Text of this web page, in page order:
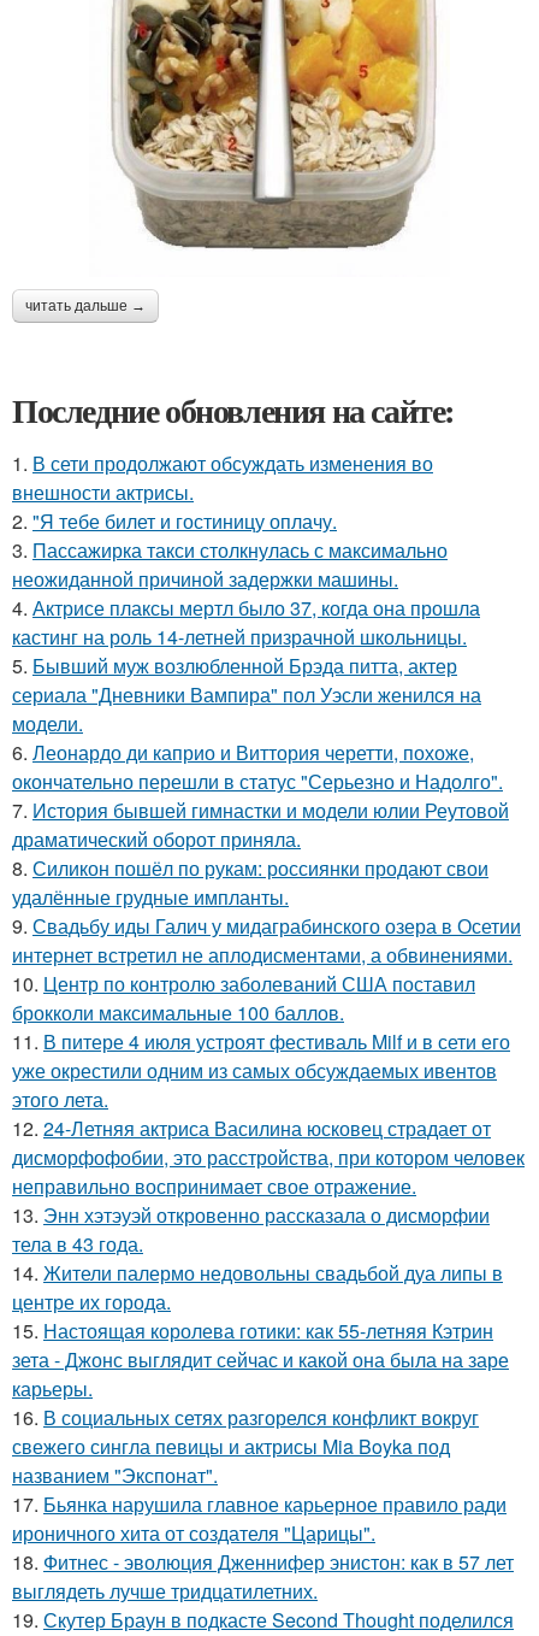
читать дальше →
Последние обновления на сайте:
1. В сети продолжают обсуждать изменения во
внешности актрисы.
2. "Я тебе билет и гостиницу оплачу.
3. Пассажирка такси столкнулась с максимально
неожиданной причиной задержки машины.
4. Актрисе плаксы мертл было 37, когда она прошла
кастинг на роль 14-летней призрачной школьницы.
5. Бывший муж возлюбленной Брэда питта, актер
сериала "Дневники Вампира" пол Уэсли женился на
модели.
6. Леонардо ди каприо и Виттория черетти, похоже,
окончательно перешли в статус "Серьезно и Надолго".
7. История бывшей гимнастки и модели юлии Реутовой
драматический оборот приняла.
8. Силикон пошёл по рукам: россиянки продают свои
удалённые грудные импланты.
9. Свадьбу иды Галич у мидаграбинского озера в Осетии
интернет встретил не аплодисментами, а обвинениями.
10. Центр по контролю заболеваний США поставил
брокколи максимальные 100 баллов.
11. В питере 4 июля устроят фестиваль Milf и в сети его
уже окрестили одним из самых обсуждаемых ивентов
этого лета.
12. 24-Летняя актриса Василина юсковец страдает от
дисморфофобии, это расстройства, при котором человек
неправильно воспринимает свое отражение.
13. Энн хэтэуэй откровенно рассказала о дисморфии
тела в 43 года.
14. Жители палермо недовольны свадьбой дуа липы в
центре их города.
15. Настоящая королева готики: как 55-летняя Кэтрин
зета - Джонс выглядит сейчас и какой она была на заре
карьеры.
16. В социальных сетях разгорелся конфликт вокруг
свежего сингла певицы и актрисы Mia Boyka под
названием "Экспонат".
17. Бьянка нарушила главное карьерное правило ради
ироничного хита от создателя "Царицы".
18. Фитнес - эволюция Дженнифер энистон: как в 57 лет
выглядеть лучше тридцатилетних.
19. Скутер Браун в подкасте Second Thought поделился